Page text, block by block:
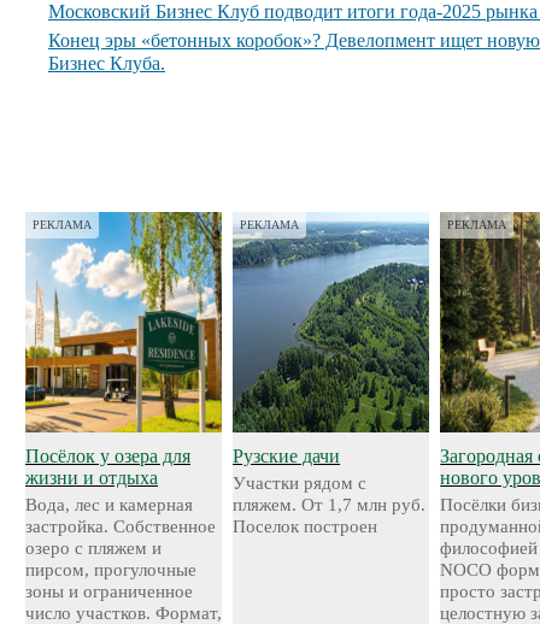
Московский Бизнес Клуб подводит итоги года-2025
Конец эры «бетонных коробок»? Девелопмент ищет
Бизнес Клуба.
РЕКЛАМА
Посёлок у озера для
жизни и отдыха
Вода, лес и камерная
застройка. Собственное
озеро с пляжем и
пирсом, прогулочные
зоны и ограниченное
число участков. Формат,
РЕКЛАМА
Рузские дачи
Участки рядом с
пляжем. От 1,7 млн руб.
Поселок построен
РЕКЛАМА
Загородная
нового
Посёлки
NOCO
просто
целостную